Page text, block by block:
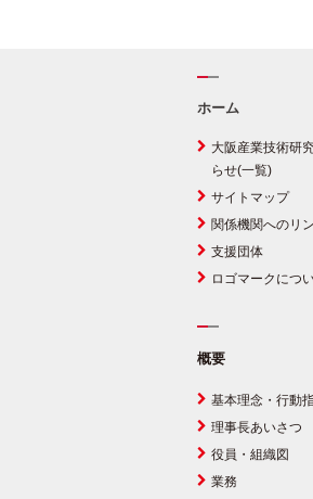
ホーム
大阪産業技術研
らせ(一覧)
サイトマップ
関係機関へのリ
支援団体
ロゴマークにつ
概要
基本理念・行動
理事長あいさつ
役員・組織図
業務